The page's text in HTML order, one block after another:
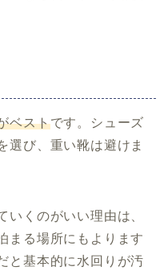
ベストです。シューズ
選び、重い靴は避けま
いくのがいい理由は、
まる場所にもよります
と基本的に水回りが汚